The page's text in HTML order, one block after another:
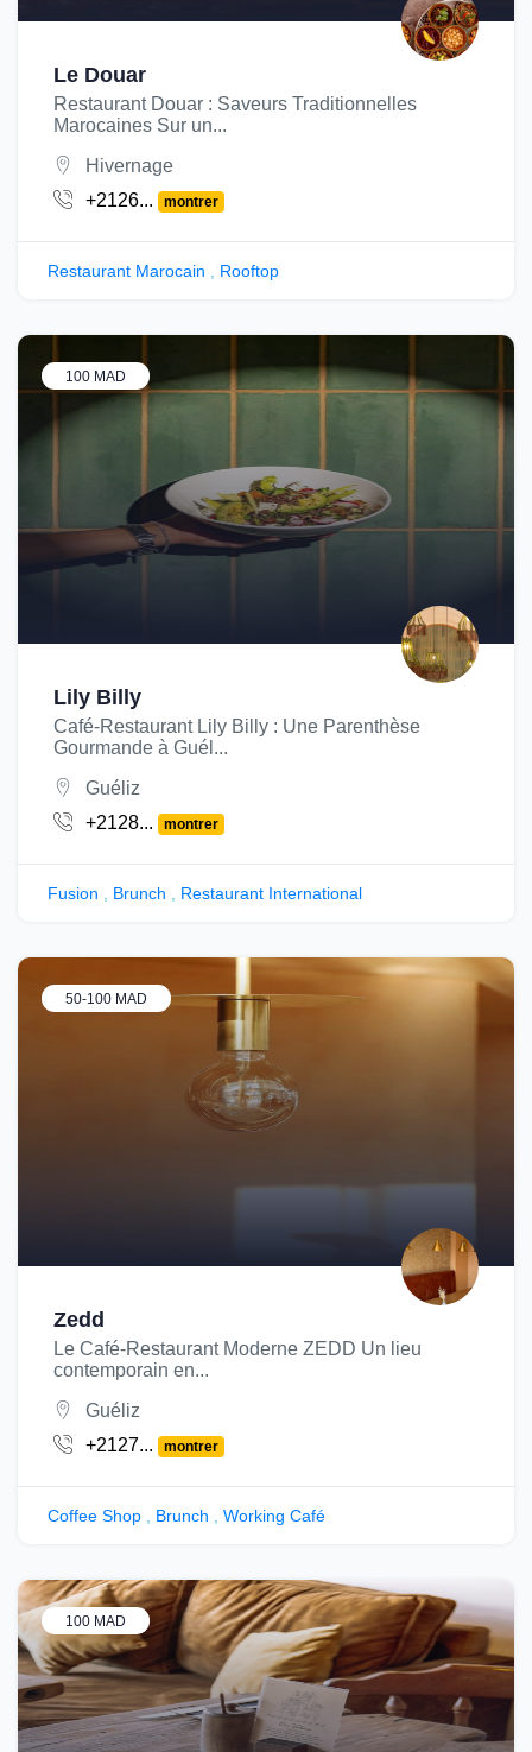
Le Douar
Restaurant Douar : Saveurs Traditionnelles
Marocaines Sur un...
Hivernage
+2126...
montrer
Restaurant Marocain Rooftop
100 MAD
Lily Billy
Café-Restaurant Lily Billy : Une Parenthèse
Gourmande à Guél...
Guéliz
+2128...
montrer
Fusion Brunch Restaurant International
50-100 MAD
Zedd
Le Café-Restaurant Moderne ZEDD Un lieu
contemporain en...
Guéliz
+2127...
montrer
Coffee Shop Brunch Working Café
100 MAD